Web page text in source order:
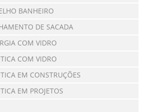
BANHEIRO
DE SACADA
COM VIDRO
COM VIDRO
EM CONSTRUÇÕES
EM PROJETOS